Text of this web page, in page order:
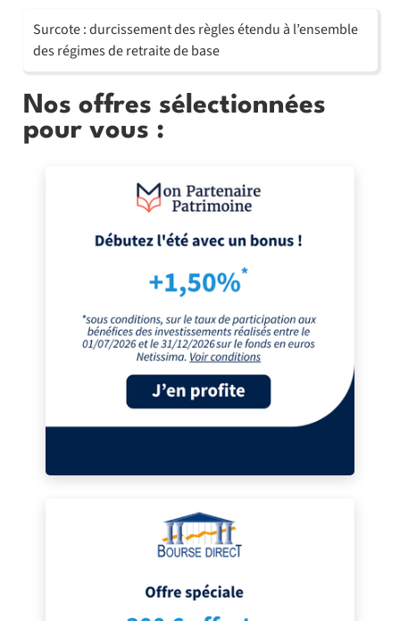
Surcote : durcissement des règles étendu à l’ensemble
des régimes de retraite de base
Nos offres sélectionnées
pour vous :